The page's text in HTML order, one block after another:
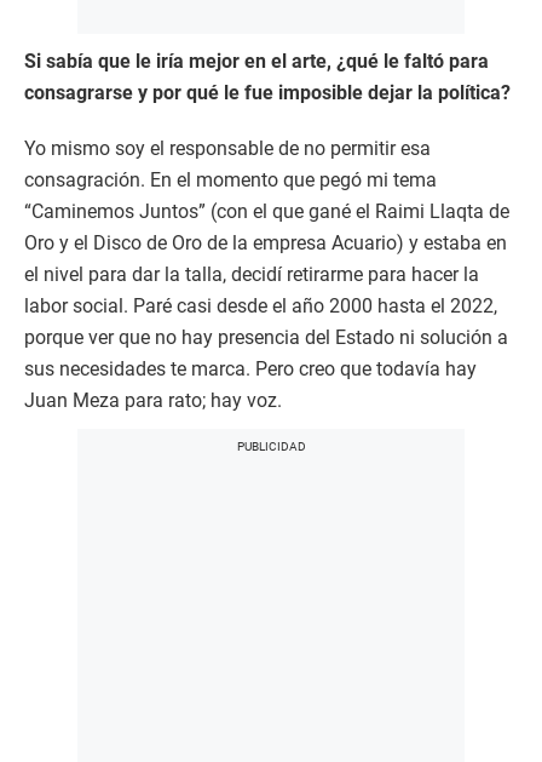
Si sabía que le iría mejor en el arte, ¿qué le faltó para
consagrarse y por qué le fue imposible dejar la política?
Yo mismo soy el responsable de no permitir esa
consagración. En el momento que pegó mi tema
“Caminemos Juntos” (con el que gané el Raimi Llaqta de
Oro y el Disco de Oro de la empresa Acuario) y estaba en
el nivel para dar la talla, decidí retirarme para hacer la
labor social. Paré casi desde el año 2000 hasta el 2022,
porque ver que no hay presencia del Estado ni solución a
sus necesidades te marca. Pero creo que todavía hay
Juan Meza para rato; hay voz.